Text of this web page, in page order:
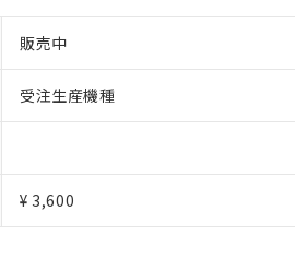
販売中
受注生産機種
¥ 3,600